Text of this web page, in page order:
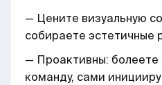
— Цените визуальную
собираете эстетичные
— Проактивны: болеете
команду, сами